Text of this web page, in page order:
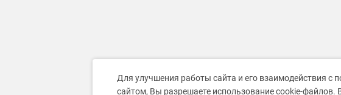
Для улучшения работы сайта и его взаимодействия
сайтом, Вы разрешаете использование cookie-